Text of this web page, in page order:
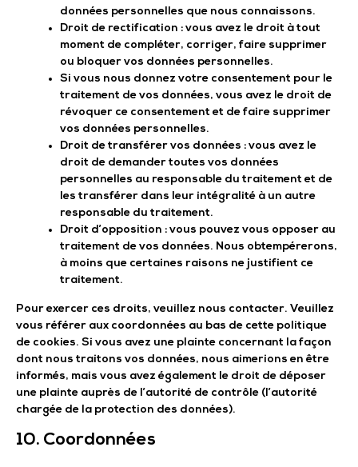
données personnelles que nous connaissons.
Droit de rectification : vous avez le droit à tout
moment de compléter, corriger, faire supprimer
ou bloquer vos données personnelles.
Si vous nous donnez votre consentement pour le
traitement de vos données, vous avez le droit de
révoquer ce consentement et de faire supprimer
vos données personnelles.
Droit de transférer vos données : vous avez le
droit de demander toutes vos données
personnelles au responsable du traitement et de
les transférer dans leur intégralité à un autre
responsable du traitement.
Droit d’opposition : vous pouvez vous opposer au
traitement de vos données. Nous obtempérerons,
à moins que certaines raisons ne justifient ce
traitement.
Pour exercer ces droits, veuillez nous contacter. Veuillez
vous référer aux coordonnées au bas de cette politique
de cookies. Si vous avez une plainte concernant la façon
dont nous traitons vos données, nous aimerions en être
informés, mais vous avez également le droit de déposer
une plainte auprès de l’autorité de contrôle (l’autorité
chargée de la protection des données).
10. Coordonnées